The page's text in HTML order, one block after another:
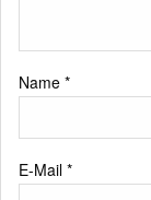
Name *
E-Mail *